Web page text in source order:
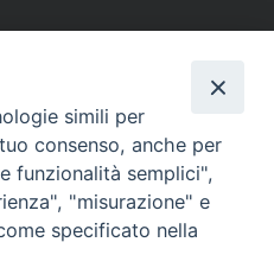
Fratelli tutti: un’enciclica
sociale e missionaria
simili per
consenso, anche per
funzionalità semplici",
"misurazione" e
specificato nella